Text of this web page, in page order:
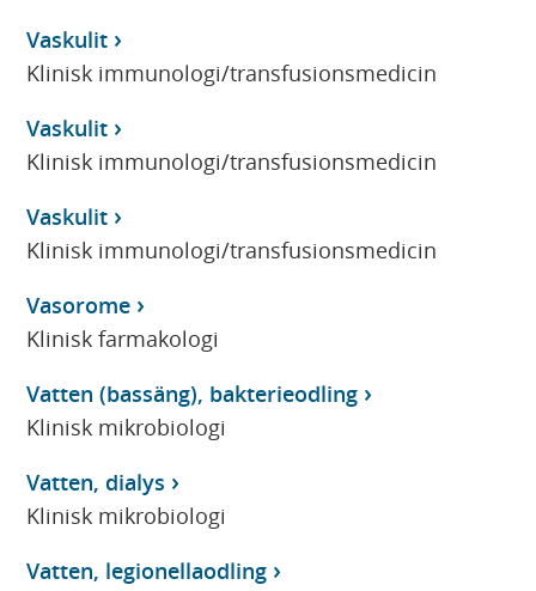
Vaskulit
Klinisk immunologi/transfusionsmedicin
Vaskulit
Klinisk immunologi/transfusionsmedicin
Vaskulit
Klinisk immunologi/transfusionsmedicin
Vasorome
Klinisk farmakologi
Vatten (bassäng), bakterieodling
Klinisk mikrobiologi
Vatten, dialys
Klinisk mikrobiologi
Vatten, legionellaodling